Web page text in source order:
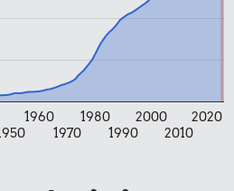
10 kr. 27 kr.
1960
1970
1980
1990
2000
2010
2020